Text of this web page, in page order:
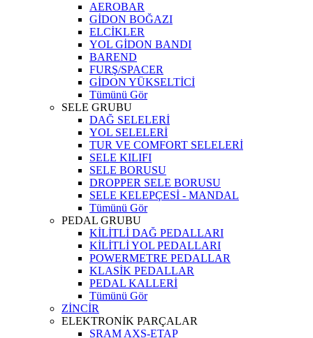
AEROBAR
GİDON BOĞAZI
ELCİKLER
YOL GİDON BANDI
BAREND
FURŞ/SPACER
GİDON YÜKSELTİCİ
Tümünü Gör
SELE GRUBU
DAĞ SELELERİ
YOL SELELERİ
TUR VE COMFORT SELELERİ
SELE KILIFI
SELE BORUSU
DROPPER SELE BORUSU
SELE KELEPÇESİ - MANDAL
Tümünü Gör
PEDAL GRUBU
KİLİTLİ DAĞ PEDALLARI
KİLİTLİ YOL PEDALLARI
POWERMETRE PEDALLAR
KLASİK PEDALLAR
PEDAL KALLERİ
Tümünü Gör
ZİNCİR
ELEKTRONİK PARÇALAR
SRAM AXS-ETAP